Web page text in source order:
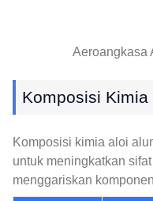
Aeroangkasa
Komposisi
Komposisi kimia aloi
untuk meningkatkan
menggariskan